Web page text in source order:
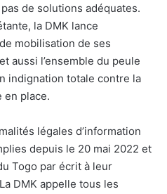
de solutions adéquates.
la DMK lance
mobilisation de ses
aussi l’ensemble du peule
indignation totale contre la
en place.
légales d’information
depuis le 20 mai 2022 et
Togo par écrit à leur
DMK appelle tous les